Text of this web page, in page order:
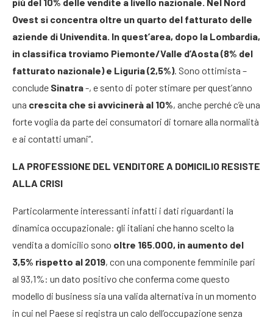
Ovest si concentra oltre un quarto del fatturato delle
aziende di Univendita. In quest’area, dopo la Lombardia,
in classifica troviamo Piemonte/Valle d’Aosta (8% del
fatturato nazionale) e Liguria (2,5%). Sono ottimista –
conclude Sinatra-, e sento di poter stimare per quest’anno
una crescita che si avvicinerà al 10%, anche perché c’è una
forte voglia da parte dei consumatori di tornare alla normalità
e ai contatti umani”.
LA PROFESSIONE DEL VENDITORE A DOMICILIO RESISTE
ALLA CRISI
Particolarmente interessanti infatti i dati riguardanti la
dinamica occupazionale: gli italiani che hanno scelto la
vendita a domicilio sono oltre 165.000, in aumento del
3,5% rispetto al 2019, con una componente femminile pari
al 93,1%: un dato positivo che conferma come questo
modello di business sia una valida alternativa in un momento
in cui nel Paese si registra un calo dell’occupazione senza